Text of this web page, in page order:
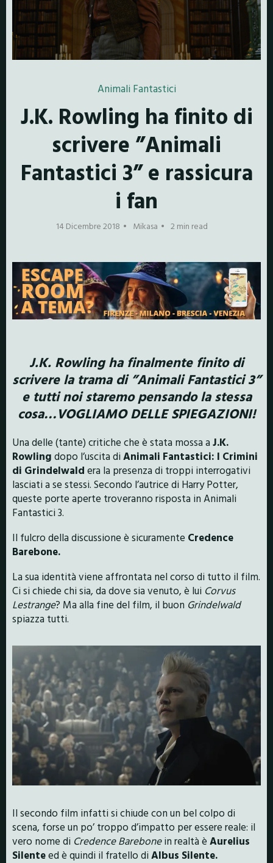
Animali Fantastici
J.K. Rowling ha finito di
scrivere ”Animali
Fantastici 3” e rassicura
i fan
14 Dicembre 2018 Mikasa 2 min read
J.K. Rowling ha finalmente finito di
scrivere la trama di ”Animali Fantastici 3”
e tutti noi staremo pensando la stessa
cosa…VOGLIAMO DELLE SPIEGAZIONI!
Una delle (tante) critiche che è stata mossa a J.K.
Rowling dopo l’uscita di Animali Fantastici: I Crimini
di Grindelwald era la presenza di troppi interrogativi
lasciati a se stessi. Secondo l’autrice di Harry Potter,
queste porte aperte troveranno risposta in Animali
Fantastici 3.
Il fulcro della discussione è sicuramente Credence
Barebone.
La sua identità viene affrontata nel corso di tutto il film.
Ci si chiede chi sia, da dove sia venuto, è lui Corvus
Lestrange? Ma alla fine del film, il buon Grindelwald
spiazza tutti.
Il secondo film infatti si chiude con un bel colpo di
scena, forse un po’ troppo d’impatto per essere reale: il
vero nome di Credence Barebonein realtà è Aurelius
Silenteed è quindi il fratello di Albus Silente.